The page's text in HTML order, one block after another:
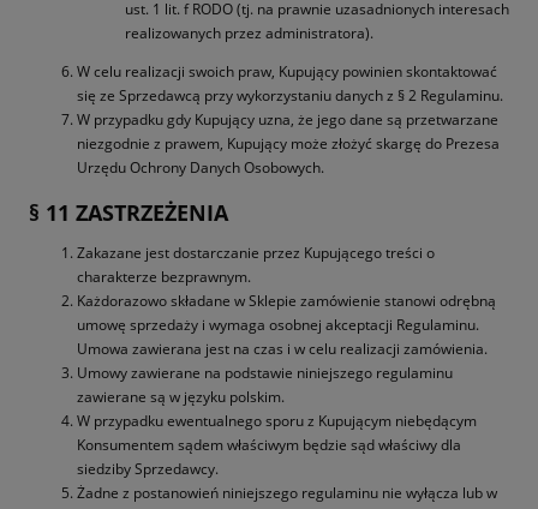
ust. 1 lit. f RODO (tj. na prawnie uzasadnionych interesach
realizowanych przez administratora).
W celu realizacji swoich praw, Kupujący powinien skontaktować
się ze Sprzedawcą przy wykorzystaniu danych z § 2 Regulaminu.
W przypadku gdy Kupujący uzna, że jego dane są przetwarzane
niezgodnie z prawem, Kupujący może złożyć skargę do Prezesa
Urzędu Ochrony Danych Osobowych.
§ 11 ZASTRZEŻENIA
Zakazane jest dostarczanie przez Kupującego treści o
charakterze bezprawnym.
Każdorazowo składane w Sklepie zamówienie stanowi odrębną
umowę sprzedaży i wymaga osobnej akceptacji Regulaminu.
Umowa zawierana jest na czas i w celu realizacji zamówienia.
Umowy zawierane na podstawie niniejszego regulaminu
zawierane są w języku polskim.
W przypadku ewentualnego sporu z Kupującym niebędącym
Konsumentem sądem właściwym będzie sąd właściwy dla
siedziby Sprzedawcy.
Żadne z postanowień niniejszego regulaminu nie wyłącza lub w